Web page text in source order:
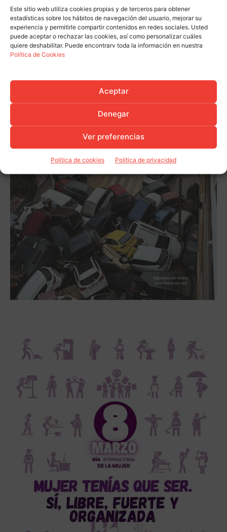
Este sitio web utiliza cookies propias y de terceros para obtener
estadísticas sobre los hábitos de navegación del usuario, mejorar su
experiencia y permitirle compartir contenidos en redes sociales. Usted
puede aceptar o rechazar las cookies, así como personalizar cuáles
quiere deshabilitar. Puede encontrarv toda la información en nuestra
Política de Cookies
Aceptar
Denegar
Ver preferencias
Política de cookies Política de privacidad